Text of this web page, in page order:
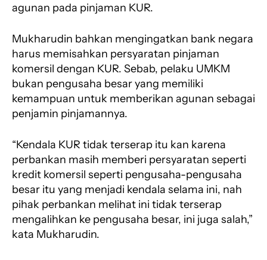
agunan pada pinjaman KUR.
Mukharudin bahkan mengingatkan bank negara
harus memisahkan persyaratan pinjaman
komersil dengan KUR. Sebab, pelaku UMKM
bukan pengusaha besar yang memiliki
kemampuan untuk memberikan agunan sebagai
penjamin pinjamannya.
“Kendala KUR tidak terserap itu kan karena
perbankan masih memberi persyaratan seperti
kredit komersil seperti pengusaha-pengusaha
besar itu yang menjadi kendala selama ini, nah
pihak perbankan melihat ini tidak terserap
mengalihkan ke pengusaha besar, ini juga salah,”
kata Mukharudin.